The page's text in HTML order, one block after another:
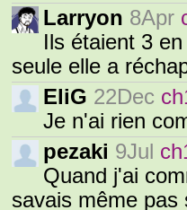
Larryon 8Apr
Ils étaient 3
seule elle a
EliG 22Dec
Je n'ai rien
pezaki 9Jul
Quand j'ai
savais même